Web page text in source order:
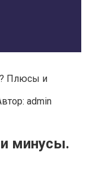
Плюсы и
admin
минусы.